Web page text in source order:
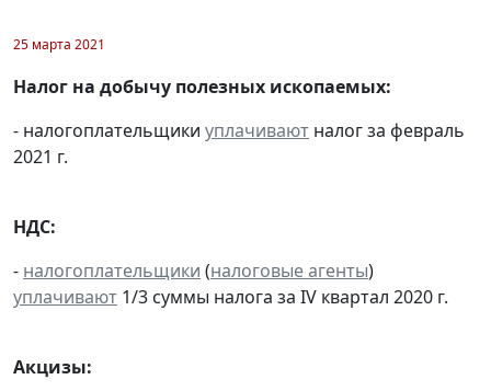
25 марта 2021
Налог на добычу полезных ископаемых:
- налогоплательщики уплачивают налог за февраль
2021 г.
НДС:
- налогоплательщики (налоговые агенты)
уплачивают 1/3 суммы налога за IV квартал 2020 г.
Акцизы: